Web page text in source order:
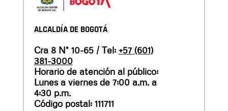
ALCALDÍA DE BOGOTÁ
Cra 8 N° 10-65 / Tel: +57 (601)
381-3000
Horario de atención al público:
Lunes a viernes de 7:00 a.m. a
4:30 p.m.
Código postal: 111711